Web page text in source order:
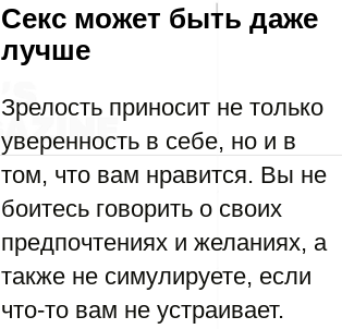
Секс может быть даже
лучше
Зрелость приносит не только
уверенность в себе, но и в
том, что вам нравится. Вы не
боитесь говорить о своих
предпочтениях и желаниях, а
также не симулируете, если
что-то вам не устраивает.